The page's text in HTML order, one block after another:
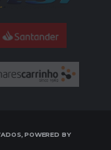
POWERED BY